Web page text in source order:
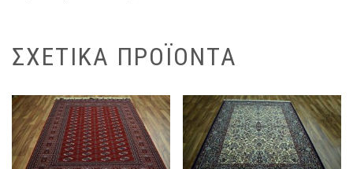
ΣΧΕΤΙΚΆ ΠΡΟΪΌΝΤΑ